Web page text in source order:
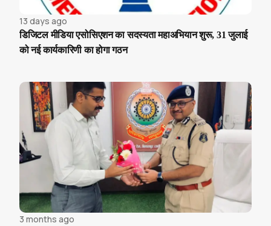
13 days ago
डिजिटल मीडिया एसोसिएशन का सदस्यता महाअभियान शुरू, 31 जुलाई
को नई कार्यकारिणी का होगा गठन
3 months ago